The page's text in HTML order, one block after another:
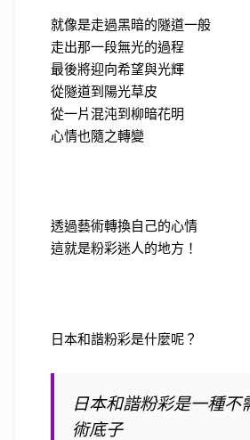
就像是走過黑暗的隧道一般
走出那一段無光的過程
最後將迎向希望與光輝
從隧道到陽光草皮
從一片混沌到柳暗花明
心情也隨之轉變
透過藝術轉換自己的心情
這就是粉彩迷人的地方！
日本和諧粉彩是什麼呢？
日本和諧粉彩是一種不
術底子